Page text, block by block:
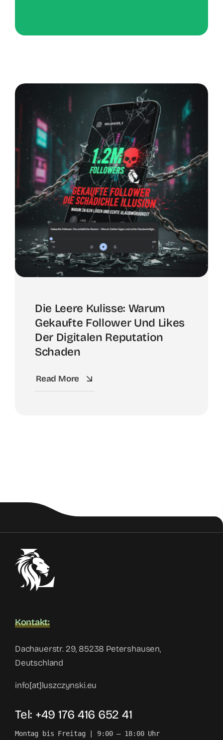
Die Leere Kulisse: Warum
Gekaufte Follower Und Likes
Der Digitalen Reputation
Schaden
Read More
Kontakt:
Dachauerstr. 29, 85238 Petershausen,
Deutschland
info[at]luszczynski.eu
Tel: +49 176 416 652 41
Montag bis Freitag | 9:00 – 18:00 Uhr